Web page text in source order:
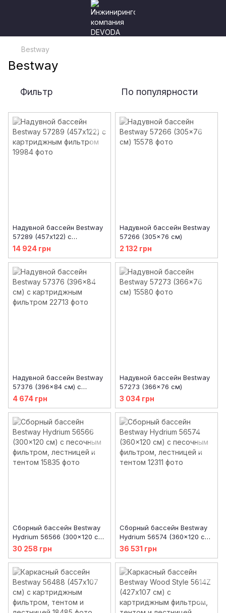
Bestway
Bestway
Фильтр По популярности
Надувной бассейн Bestway
57289 (457х122) с
картриджным фильтром
14 924 грн
Надувной бассейн Bestway
57266 (305x76 см)
2 132 грн
Надувной бассейн Bestway
57376 (396x84 см) с
картриджным фильтром
4 674 грн
Надувной бассейн Bestway
57273 (366x76 см)
3 034 грн
Сборный бассейн Bestway
Hydrium 56566 (300x120 см)
с песочным фильтром,
лестницей и тентом
30 258 грн
Сборный бассейн Bestway
Hydrium 56574 (360x120 см)
с песочным фильтром,
лестницей и тентом
36 531 грн